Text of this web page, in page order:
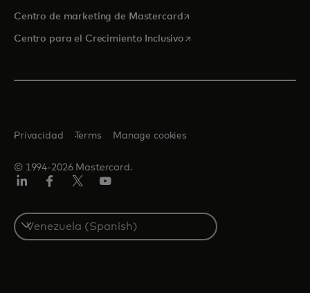
Centro de marketing de Mastercardse abre en una pestaña
Centro para el Crecimiento Inclusivose abre en una pestaña
© 1994-2026 Mastercard.
Privacidad Terms Manage cookies
Select
a
country